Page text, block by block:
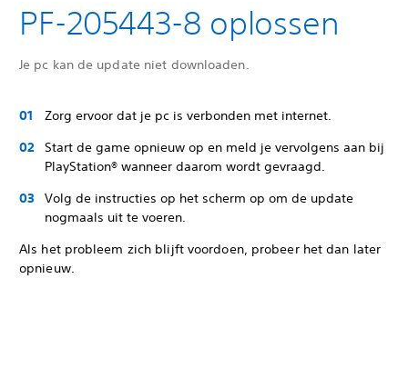
PF-205443-8 oplossen
Je pc kan de update niet downloaden.
Zorg ervoor dat je pc is verbonden met internet.
Start de game opnieuw op en meld je vervolgens aan bij
PlayStation® wanneer daarom wordt gevraagd.
Volg de instructies op het scherm op om de update
nogmaals uit te voeren.
Als het probleem zich blijft voordoen, probeer het dan later
opnieuw.